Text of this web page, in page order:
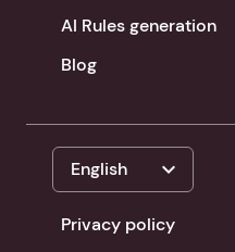
AI Rules generation
Blog
English expand_more
Privacy policy